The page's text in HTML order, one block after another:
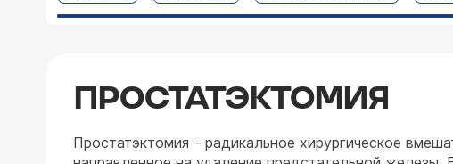
ПРОСТАТЭКТОМИЯ
Простатэктомия – радикальное хирургическое